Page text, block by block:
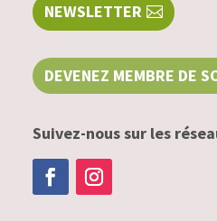
NEWSLETTER
DEVENEZ MEMBRE DE
Suivez-nous sur les